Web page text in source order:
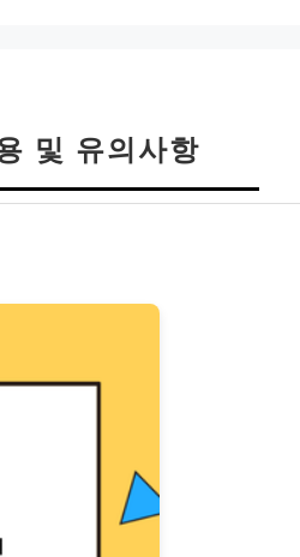
및 유의사항